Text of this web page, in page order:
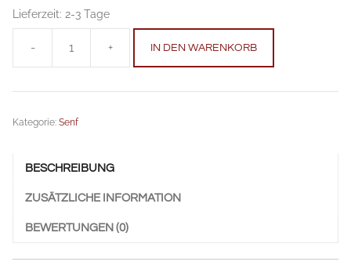
Lieferzeit: 2-3 Tage
-
Jausensenf
g
+ IN DEN WARENKORB
Kategorie: Senf
BESCHREIBUNG
ZUSÄTZLICHE INFORMATION
BEWERTUNGEN (0)